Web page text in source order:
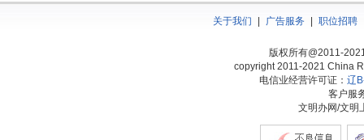
关于我们 广告服务 职位招聘
版权所有@2011-
copyright 2011-2021 China
电信业经营许可证： 辽
客户服
文明办网/文明